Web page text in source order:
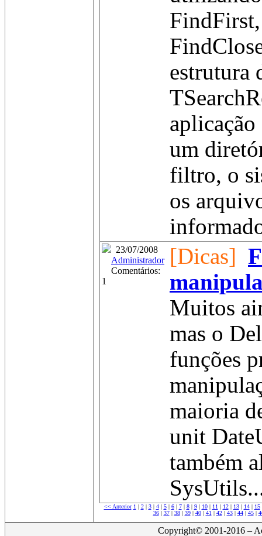
estrutura
um
filtro, o
os
23/07/2008
Administrador
Comentários:
1
[Dicas]
Muitos
mas o
funções
maioria
unit
também
<< Anterior 1 | 2| 3| 4| 5| 6| 7| 8| 9| 10| 11 | 12| 13| 14| 15
36| 37| 38| 39| 40| 41 | 42| 43| 44| 45|
Copyright© 2001-2016 –